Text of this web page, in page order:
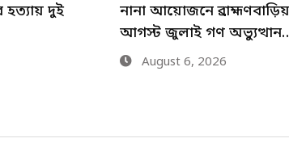
৫
ব্রাহ্মণবাড়িয়া ফ্লাইওভারে
ত্রিমুখী সংঘর্ষে আহত ৬
August 5, 2026